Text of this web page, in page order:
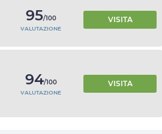
95/100
VALUTAZIONE
VISITA
94/100
VALUTAZIONE
VISITA